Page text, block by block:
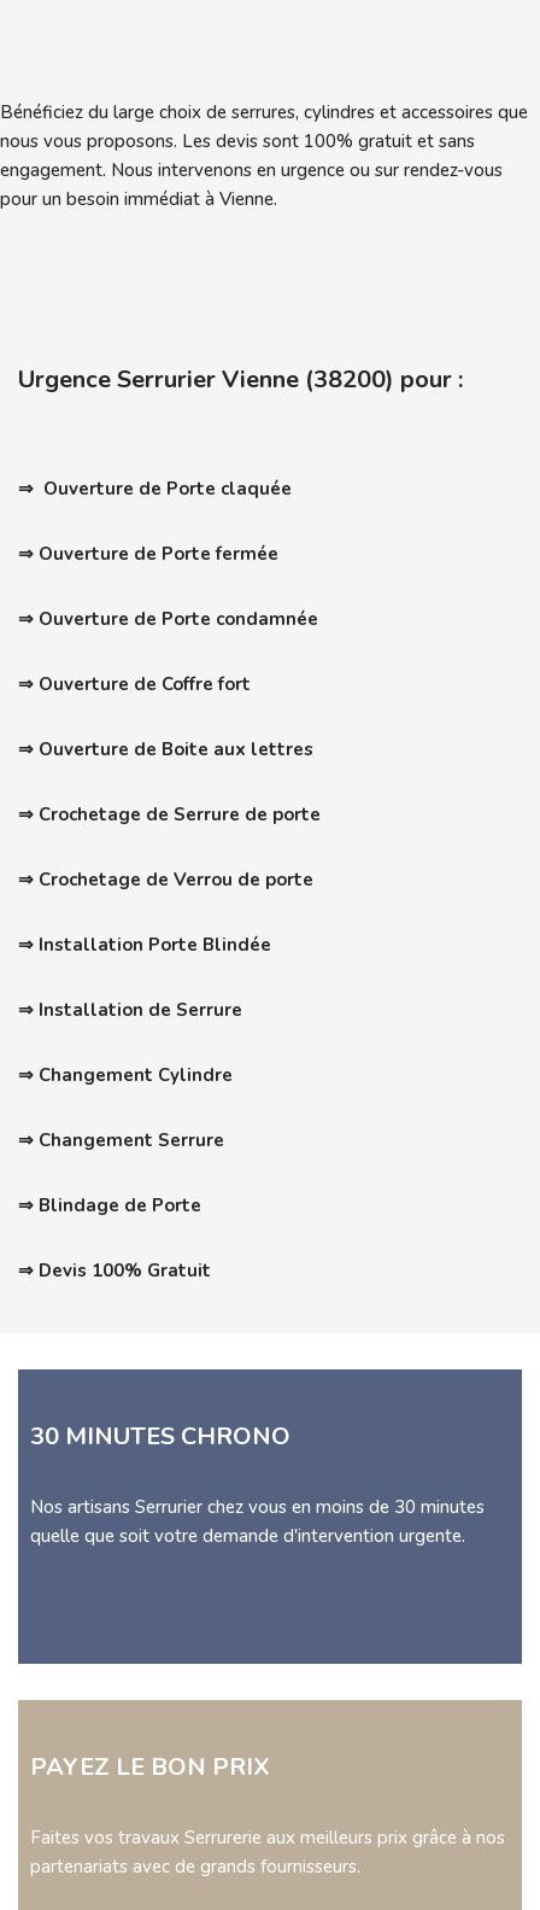
Bénéficiez du large choix de serrures, cylindres et accessoires que
nous vous proposons. Les devis sont 100% gratuit et sans
engagement. Nous intervenons en urgence ou sur rendez-vous
pour un besoin immédiat à Vienne.
Urgence Serrurier Vienne (38200) pour :
⇒ Ouverture de Porte claquée
⇒ Ouverture de Porte fermée
⇒ Ouverture de Porte condamnée
⇒ Ouverture de Coffre fort
⇒ Ouverture de Boite aux lettres
⇒ Crochetage de Serrure de porte
⇒ Crochetage de Verrou de porte
⇒ Installation Porte Blindée
⇒ Installation de Serrure
⇒ Changement Cylindre
⇒ Changement Serrure
⇒ Blindage de Porte
⇒ Devis 100% Gratuit
30 MINUTES CHRONO
Nos artisans Serrurier chez vous en moins de 30 minutes
quelle que soit votre demande d'intervention urgente.
PAYEZ LE BON PRIX
Faites vos travaux Serrurerie aux meilleurs prix grâce à nos
partenariats avec de grands fournisseurs.